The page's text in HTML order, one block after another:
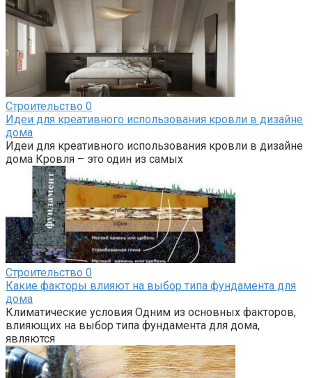
Строительство 0
Идеи для креативного использования кровли в дизайне
дома
Идеи для креативного использования кровли в дизайне
дома Кровля – это один из самых
Строительство 0
Какие факторы влияют на выбор типа фундамента для
дома
Климатические условия Одним из основных факторов,
влияющих на выбор типа фундамента для дома,
являются